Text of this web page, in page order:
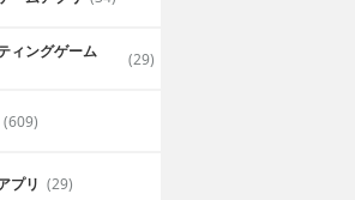
ィングゲーム (29)
(609)
プリ (29)